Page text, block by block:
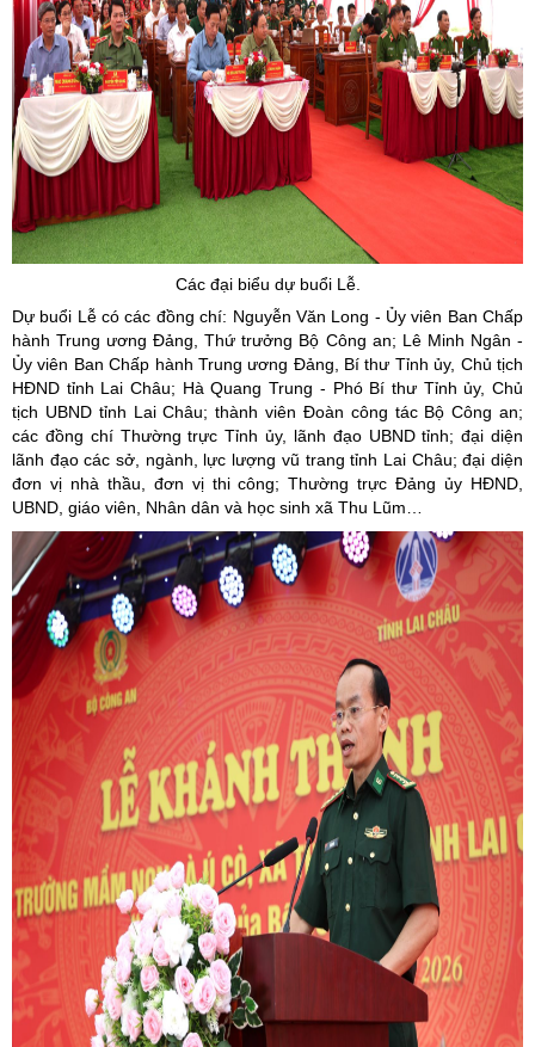
Các đại biểu dự buổi Lễ.
Dự buổi Lễ có các đồng chí: Nguyễn Văn Long - Ủy viên Ban Chấp
hành Trung ương Đảng, Thứ trưởng Bộ Công an; Lê Minh Ngân -
Ủy viên Ban Chấp hành Trung ương Đảng, Bí thư Tỉnh ủy, Chủ tịch
HĐND tỉnh Lai Châu; Hà Quang Trung - Phó Bí thư Tỉnh ủy, Chủ
tịch UBND tỉnh Lai Châu; thành viên Đoàn công tác Bộ Công an;
các đồng chí Thường trực Tỉnh ủy, lãnh đạo UBND tỉnh; đại diện
lãnh đạo các sở, ngành, lực lượng vũ trang tỉnh Lai Châu; đại diện
đơn vị nhà thầu, đơn vị thi công; Thường trực Đảng ủy HĐND,
UBND, giáo viên, Nhân dân và học sinh xã Thu Lũm…